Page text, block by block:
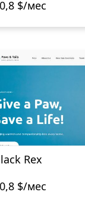
$/мес
Rex
$/мес